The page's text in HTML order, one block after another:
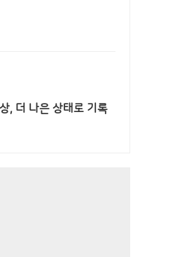
, 더 나은 상태로 기록